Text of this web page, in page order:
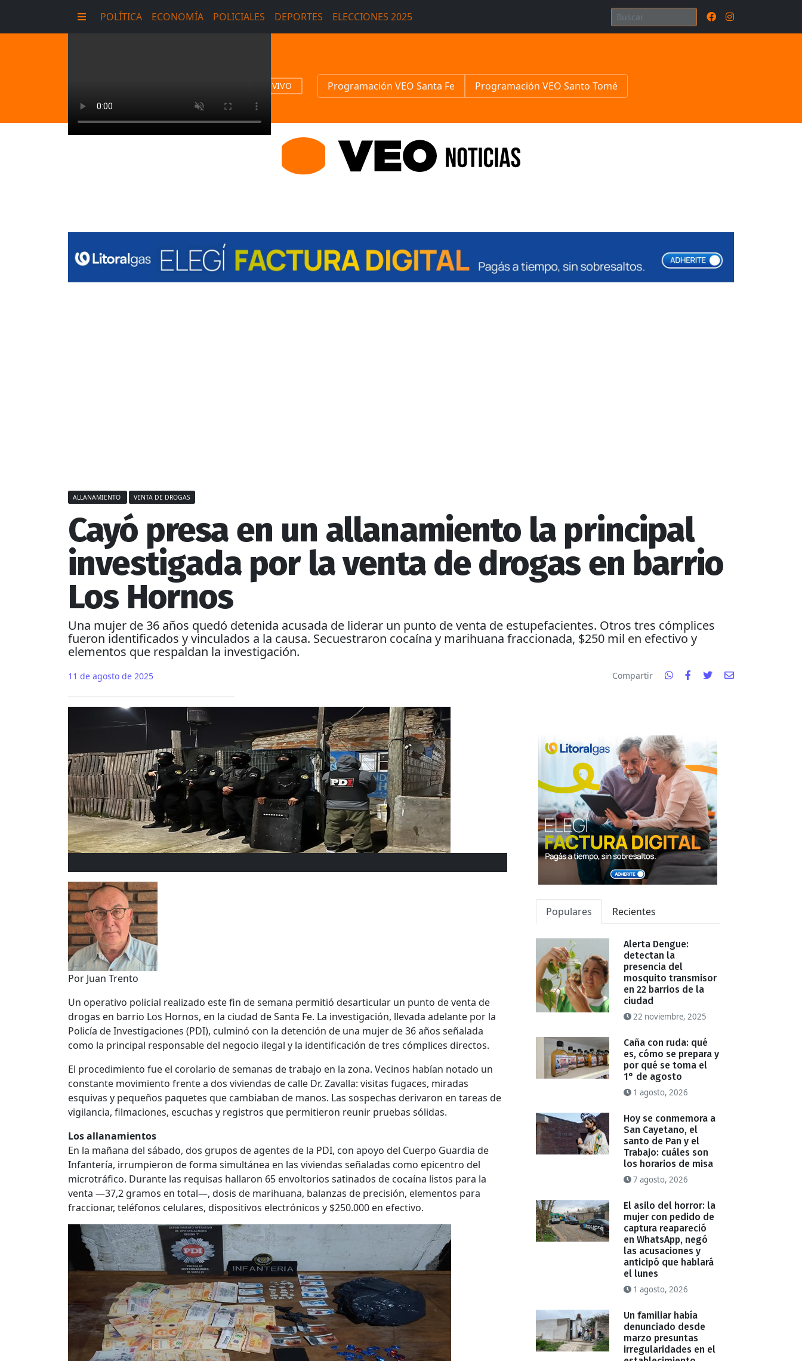
POLÍTICA ECONOMÍA POLICIALES DEPORTES ELECCIONES 2025
EN VIVO Programación VEO Santa Fe Programación VEO Santo Tomé
ALLANAMIENTO VENTA DE DROGAS
Cayó presa en un allanamiento la principal
investigada por la venta de drogas en barrio
Los Hornos
Una mujer de 36 años quedó detenida acusada de liderar un punto de venta de estupefacientes. Otros tres cómplices
fueron identificados y vinculados a la causa. Secuestraron cocaína y marihuana fraccionada, $250 mil en efectivo y
elementos que respaldan la investigación.
11 de agosto de 2025 Compartir
Por Juan Trento
Un operativo policial realizado este fin de semana permitió desarticular un punto de venta de
drogas en barrio Los Hornos, en la ciudad de Santa Fe. La investigación, llevada adelante por la
Policía de Investigaciones (PDI), culminó con la detención de una mujer de 36 años señalada
como la principal responsable del negocio ilegal y la identificación de tres cómplices directos.
El procedimiento fue el corolario de semanas de trabajo en la zona. Vecinos habían notado un
constante movimiento frente a dos viviendas de calle Dr. Zavalla: visitas fugaces, miradas
esquivas y pequeños paquetes que cambiaban de manos. Las sospechas derivaron en tareas de
vigilancia, filmaciones, escuchas y registros que permitieron reunir pruebas sólidas.
Los allanamientos
En la mañana del sábado, dos grupos de agentes de la PDI, con apoyo del Cuerpo Guardia de
Infantería, irrumpieron de forma simultánea en las viviendas señaladas como epicentro del
microtráfico. Durante las requisas hallaron 65 envoltorios satinados de cocaína listos para la
venta —37,2 gramos en total—, dosis de marihuana, balanzas de precisión, elementos para
fraccionar, teléfonos celulares, dispositivos electrónicos y $250.000 en efectivo.
Populares Recientes
Alerta Dengue:
detectan la
presencia del
mosquito transmisor
en 22 barrios de la
ciudad
22 noviembre, 2025
Caña con ruda: qué
es, cómo se prepara y
por qué se toma el
1° de agosto
1 agosto, 2026
Hoy se conmemora a
San Cayetano, el
santo de Pan y el
Trabajo: cuáles son
los horarios de misa
7 agosto, 2026
El asilo del horror: la
mujer con pedido de
captura reapareció
en WhatsApp, negó
las acusaciones y
anticipó que hablará
el lunes
1 agosto, 2026
Un familiar había
denunciado desde
marzo presuntas
irregularidades en el